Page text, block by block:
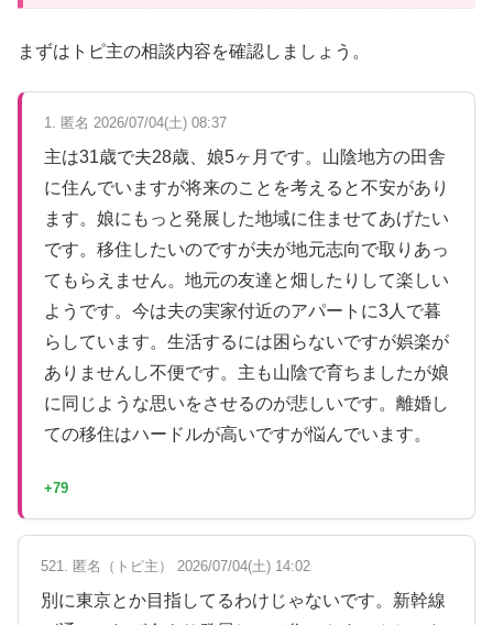
まずはトピ主の相談内容を確認しましょう。
1. 匿名 2026/07/04(土) 08:37
主は31歳で夫28歳、娘5ヶ月です。山陰地方の田舎
に住んでいますが将来のことを考えると不安があり
ます。娘にもっと発展した地域に住ませてあげたい
です。移住したいのですが夫が地元志向で取りあっ
てもらえません。地元の友達と畑したりして楽しい
ようです。今は夫の実家付近のアパートに3人で暮
らしています。生活するには困らないですが娯楽が
ありませんし不便です。主も山陰で育ちましたが娘
に同じような思いをさせるのが悲しいです。離婚し
ての移住はハードルが高いですが悩んでいます。
+79
521. 匿名（トピ主） 2026/07/04(土) 14:02
別に東京とか目指してるわけじゃないです。新幹線